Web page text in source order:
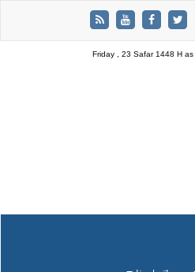
Friday , 23 Safar 1448 H as